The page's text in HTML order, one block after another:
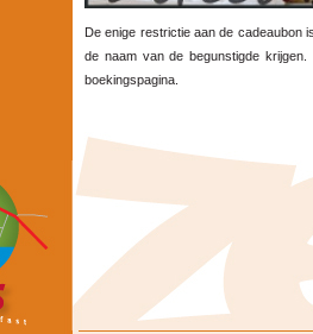
De enige restrictie aan de cadeaubon
de naam van de begunstigde
boekingspagina.